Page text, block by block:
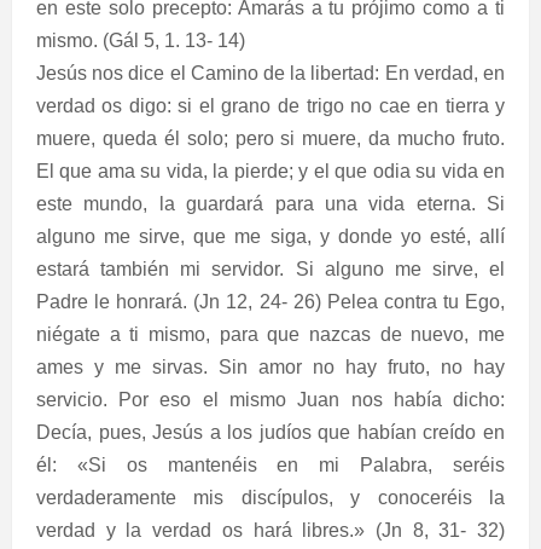
en este solo precepto: Amarás a tu prójimo como a ti
mismo. (Gál 5, 1. 13- 14)
Jesús nos dice el Camino de la libertad: En verdad, en
verdad os digo: si el grano de trigo no cae en tierra y
muere, queda él solo; pero si muere, da mucho fruto.
El que ama su vida, la pierde; y el que odia su vida en
este mundo, la guardará para una vida eterna. Si
alguno me sirve, que me siga, y donde yo esté, allí
estará también mi servidor. Si alguno me sirve, el
Padre le honrará. (Jn 12, 24- 26) Pelea contra tu Ego,
niégate a ti mismo, para que nazcas de nuevo, me
ames y me sirvas. Sin amor no hay fruto, no hay
servicio. Por eso el mismo Juan nos había dicho:
Decía, pues, Jesús a los judíos que habían creído en
él: «Si os mantenéis en mi Palabra, seréis
verdaderamente mis discípulos, y conoceréis la
verdad y la verdad os hará libres.» (Jn 8, 31- 32)